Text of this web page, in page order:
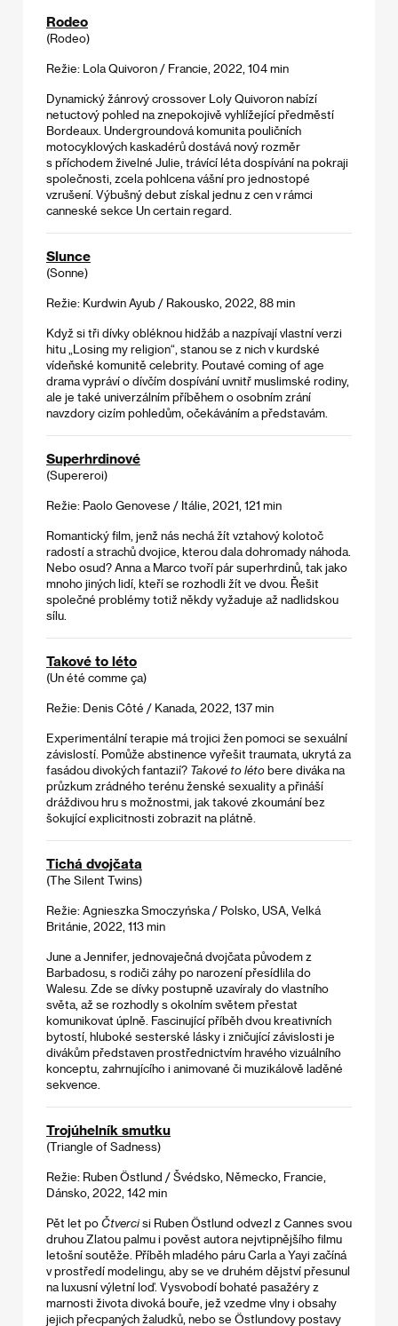
Rodeo
(Rodeo)
Režie: Lola Quivoron / Francie, 2022, 104 min
Dynamický žánrový crossover Loly Quivoron nabízí
netuctový pohled na znepokojivě vyhlížející předměstí
Bordeaux. Undergroundová komunita pouličních
motocyklových kaskadérů dostává nový rozměr
s příchodem živelné Julie, trávící léta dospívání na pokraji
společnosti, zcela pohlcena vášní pro jednostopé
vzrušení. Výbušný debut získal jednu z cen v rámci
canneské sekce Un certain regard.
Slunce
(Sonne)
Režie: Kurdwin Ayub / Rakousko, 2022, 88 min
Když si tři dívky obléknou hidžáb a nazpívají vlastní verzi
hitu „Losing my religion“, stanou se z nich v kurdské
vídeňské komunitě celebrity. Poutavé coming of age
drama vypráví o dívčím dospívání uvnitř muslimské rodiny,
ale je také univerzálním příběhem o osobním zrání
navzdory cizím pohledům, očekáváním a představám.
Superhrdinové
(Supereroi)
Režie: Paolo Genovese / Itálie, 2021, 121 min
Romantický film, jenž nás nechá žít vztahový kolotoč
radostí a strachů dvojice, kterou dala dohromady náhoda.
Nebo osud? Anna a Marco tvoří pár superhrdinů, tak jako
mnoho jiných lidí, kteří se rozhodli žít ve dvou. Řešit
společné problémy totiž někdy vyžaduje až nadlidskou
sílu.
Takové to léto
(Un été comme ça)
Režie: Denis Côté / Kanada, 2022, 137 min
Experimentální terapie má trojici žen pomoci se sexuální
závislostí. Pomůže abstinence vyřešit traumata, ukrytá za
fasádou divokých fantazií? Takové to léto bere diváka na
průzkum zrádného terénu ženské sexuality a přináší
dráždivou hru s možnostmi, jak takové zkoumání bez
šokující explicitnosti zobrazit na plátně.
Tichá dvojčata
(The Silent Twins)
Režie: Agnieszka Smoczyńska / Polsko, USA, Velká
Británie, 2022, 113 min
June a Jennifer, jednovaječná dvojčata původem z
Barbadosu, s rodiči záhy po narození přesídlila do
Walesu. Zde se dívky postupně uzavíraly do vlastního
světa, až se rozhodly s okolním světem přestat
komunikovat úplně. Fascinující příběh dvou kreativních
bytostí, hluboké sesterské lásky i zničující závislosti je
divákům představen prostřednictvím hravého vizuálního
konceptu, zahrnujícího i animované či muzikálově laděné
sekvence.
Trojúhelník smutku
(Triangle of Sadness)
Režie: Ruben Östlund / Švédsko, Německo, Francie,
Dánsko, 2022, 142 min
Pět let po Čtvercisi Ruben Östlund odvezl z Cannes svou
druhou Zlatou palmu i pověst autora nejvtipnějšího filmu
letošní soutěže. Příběh mladého páru Carla a Yayi začíná
v prostředí modelingu, aby se ve druhém dějství přesunul
na luxusní výletní loď. Vysvobodí bohaté pasažéry z
marnosti života divoká bouře, jež vzedme vlny i obsahy
jejich přecpaných žaludků, nebo se Östlundovy postavy